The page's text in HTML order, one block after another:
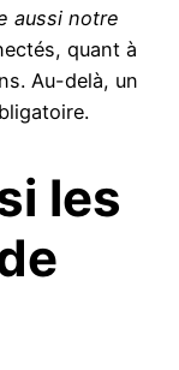
aussi notre
quant à
Au-delà, un
les